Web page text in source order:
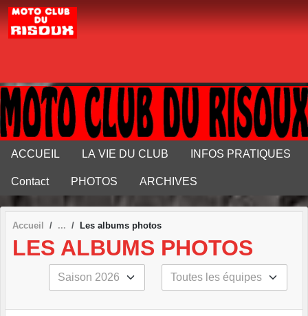
ACCUEIL LA VIE DU CLUB INFOS PRATIQUES
Contact PHOTOS ARCHIVES
Accueil Les albums photos
LES ALBUMS PHOTOS
Panneau de gestion des cookies